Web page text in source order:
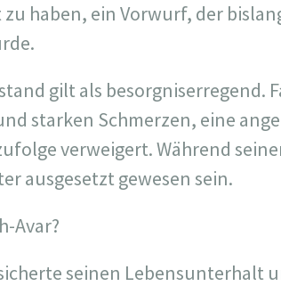
haben, ein Vorwurf, der
gilt als besorgniserregend.
starken Schmerzen, eine
verweigert. Während
ausgesetzt gewesen sein.
Avar?
seinen Lebensunterhalt